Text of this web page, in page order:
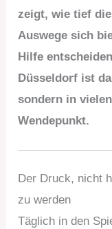
zeigt, wie tief
Auswege sich
Hilfe
Düsseldorf ist
sondern in
Wendepunkt.
Der Druck, nicht
zu werden
Täglich in den